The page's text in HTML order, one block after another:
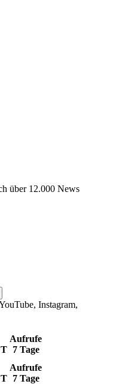
über 12.000 News
Instagram,
T
Aufrufe
7 Tage
T
Aufrufe
7 Tage